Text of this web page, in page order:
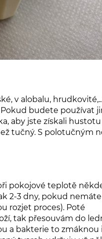
v alobalu,
budete používat
aby jste získali hustotu
tučný. S polotučným
pokojové teplotě
2-3 dny, pokud
rozjet proces). Poté
tak přesouvám do
a bakterie to zmáknou